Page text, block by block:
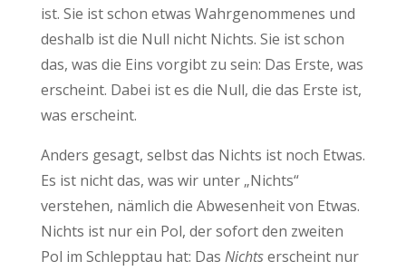
ist. Sie ist schon etwas Wahrgenommenes und
deshalb ist die Null nicht Nichts. Sie ist schon
das, was die Eins vorgibt zu sein: Das Erste, was
erscheint. Dabei ist es die Null, die das Erste ist,
was erscheint.
Anders gesagt, selbst das Nichts ist noch Etwas.
Es ist nicht das, was wir unter „Nichts“
verstehen, nämlich die Abwesenheit von Etwas.
Nichts ist nur ein Pol, der sofort den zweiten
Pol im Schlepptau hat: Das Nichtserscheint nur